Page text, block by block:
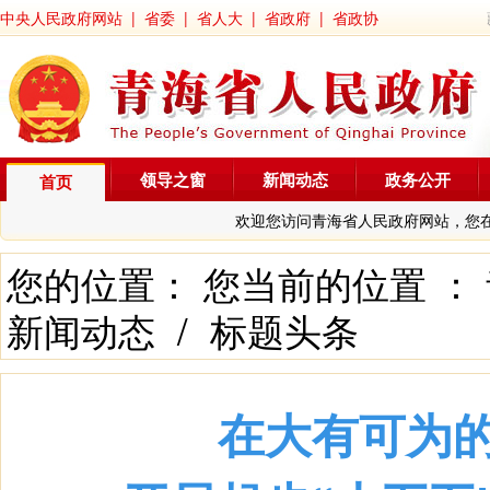
中央人民政府网站 | 省委 | 省人大 | 省政府 | 省政协
首页
欢迎您访问青海省人民政府网站，您
领导之窗 新闻动态 政务公开
您的位置： 您当前的位置 ：
新闻动态 / 标题头条
在大有可为